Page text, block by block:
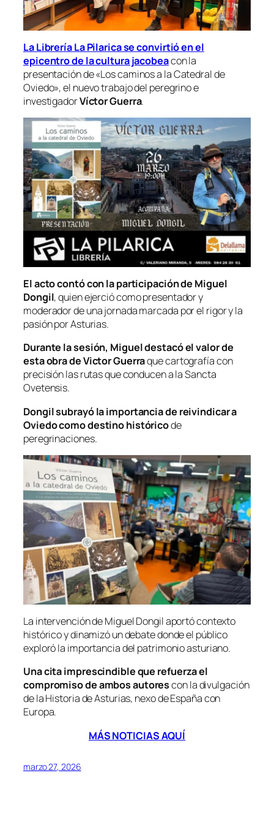
La Librería La Pilarica se convirtió en el
epicentro de la cultura jacobeacon la
presentación de«Los caminos a la Catedral de
Oviedo», el nuevo trabajo del peregrino e
investigadorVíctor Guerra.
El acto contó con la participación de Miguel
Dongil, quien ejerció como presentador y
moderador de una jornada marcada por el rigor y la
pasión por Asturias.
Durante la sesión, Miguel destacó el valor de
esta obra de Victor Guerraque cartografía con
precisión las rutas que conducen a laSancta
Ovetensis.
Dongil subrayó la importancia de reivindicar a
Oviedo como destino históricode
peregrinaciones.
La intervención de Miguel Dongil aportó contexto
histórico y dinamizó un debate donde el público
exploró la importancia del patrimonio asturiano.
Una cita imprescindible que refuerza el
compromiso de ambos autorescon la divulgación
de la Historia de Asturias, nexo de España con
Europa.
MÁS NOTICIAS AQUÍ
marzo 27, 2026